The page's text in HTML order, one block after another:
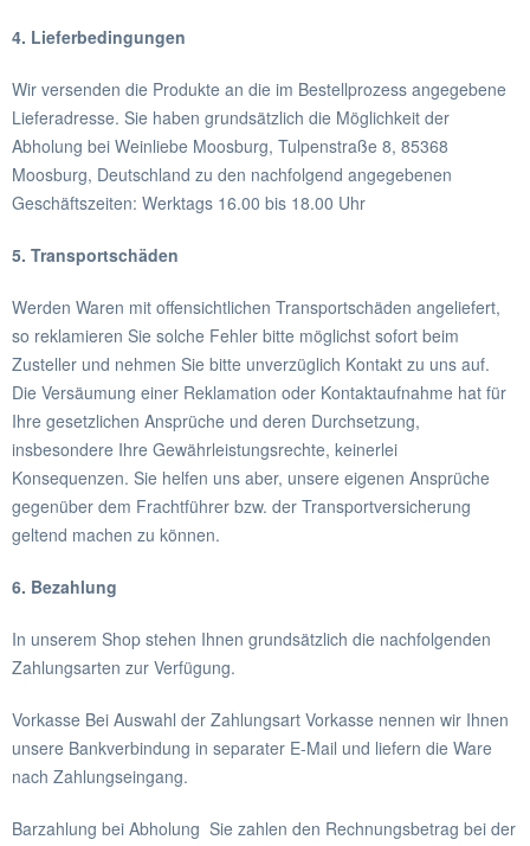
4. Lieferbedingungen
Wir versenden die Produkte an die im Bestellprozess angegebene
Lieferadresse. Sie haben grundsätzlich die Möglichkeit der
Abholung bei Weinliebe Moosburg, Tulpenstraße 8, 85368
Moosburg, Deutschland zu den nachfolgend angegebenen
Geschäftszeiten: Werktags 16.00 bis 18.00 Uhr
5. Transportschäden
Werden Waren mit offensichtlichen Transportschäden angeliefert,
so reklamieren Sie solche Fehler bitte möglichst sofort beim
Zusteller und nehmen Sie bitte unverzüglich Kontakt zu uns auf.
Die Versäumung einer Reklamation oder Kontaktaufnahme hat für
Ihre gesetzlichen Ansprüche und deren Durchsetzung,
insbesondere Ihre Gewährleistungsrechte, keinerlei
Konsequenzen. Sie helfen uns aber, unsere eigenen Ansprüche
gegenüber dem Frachtführer bzw. der Transportversicherung
geltend machen zu können.
6. Bezahlung
In unserem Shop stehen Ihnen grundsätzlich die nachfolgenden
Zahlungsarten zur Verfügung.
Vorkasse Bei Auswahl der Zahlungsart Vorkasse nennen wir Ihnen
unsere Bankverbindung in separater E-Mail und liefern die Ware
nach Zahlungseingang.
Barzahlung bei Abholung Sie zahlen den Rechnungsbetrag bei der